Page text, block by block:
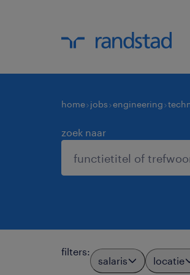
home jobs engineering
zoek naar
filters:
salaris locatie